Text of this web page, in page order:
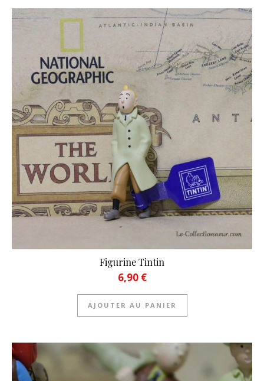
Figurine Tintin
6,90 €
AJOUTER AU PANIER